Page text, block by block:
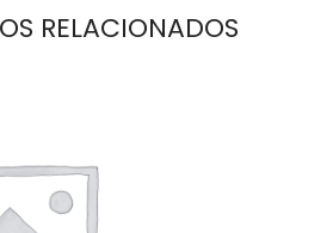
RELACIONADOS